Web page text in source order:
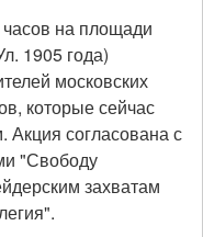
на площади
1905 года)
московских
которые сейчас
согласована с
"Свободу
захватам